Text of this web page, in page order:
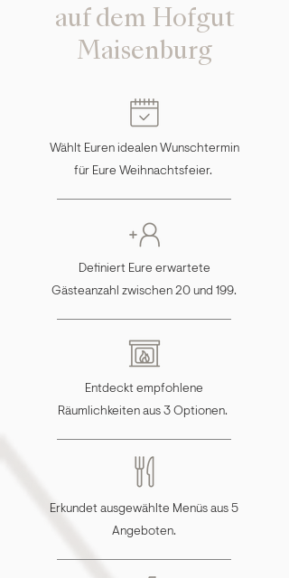
auf dem Hofgut
Maisenburg
Wählt Euren idealen Wunschtermin
für Eure Weihnachtsfeier.
Definiert Eure erwartete
Gästeanzahl zwischen 20 und 199.
Entdeckt empfohlene
Räumlichkeiten aus 3 Optionen.
Erkundet ausgewählte Menüs aus 5
Angeboten.